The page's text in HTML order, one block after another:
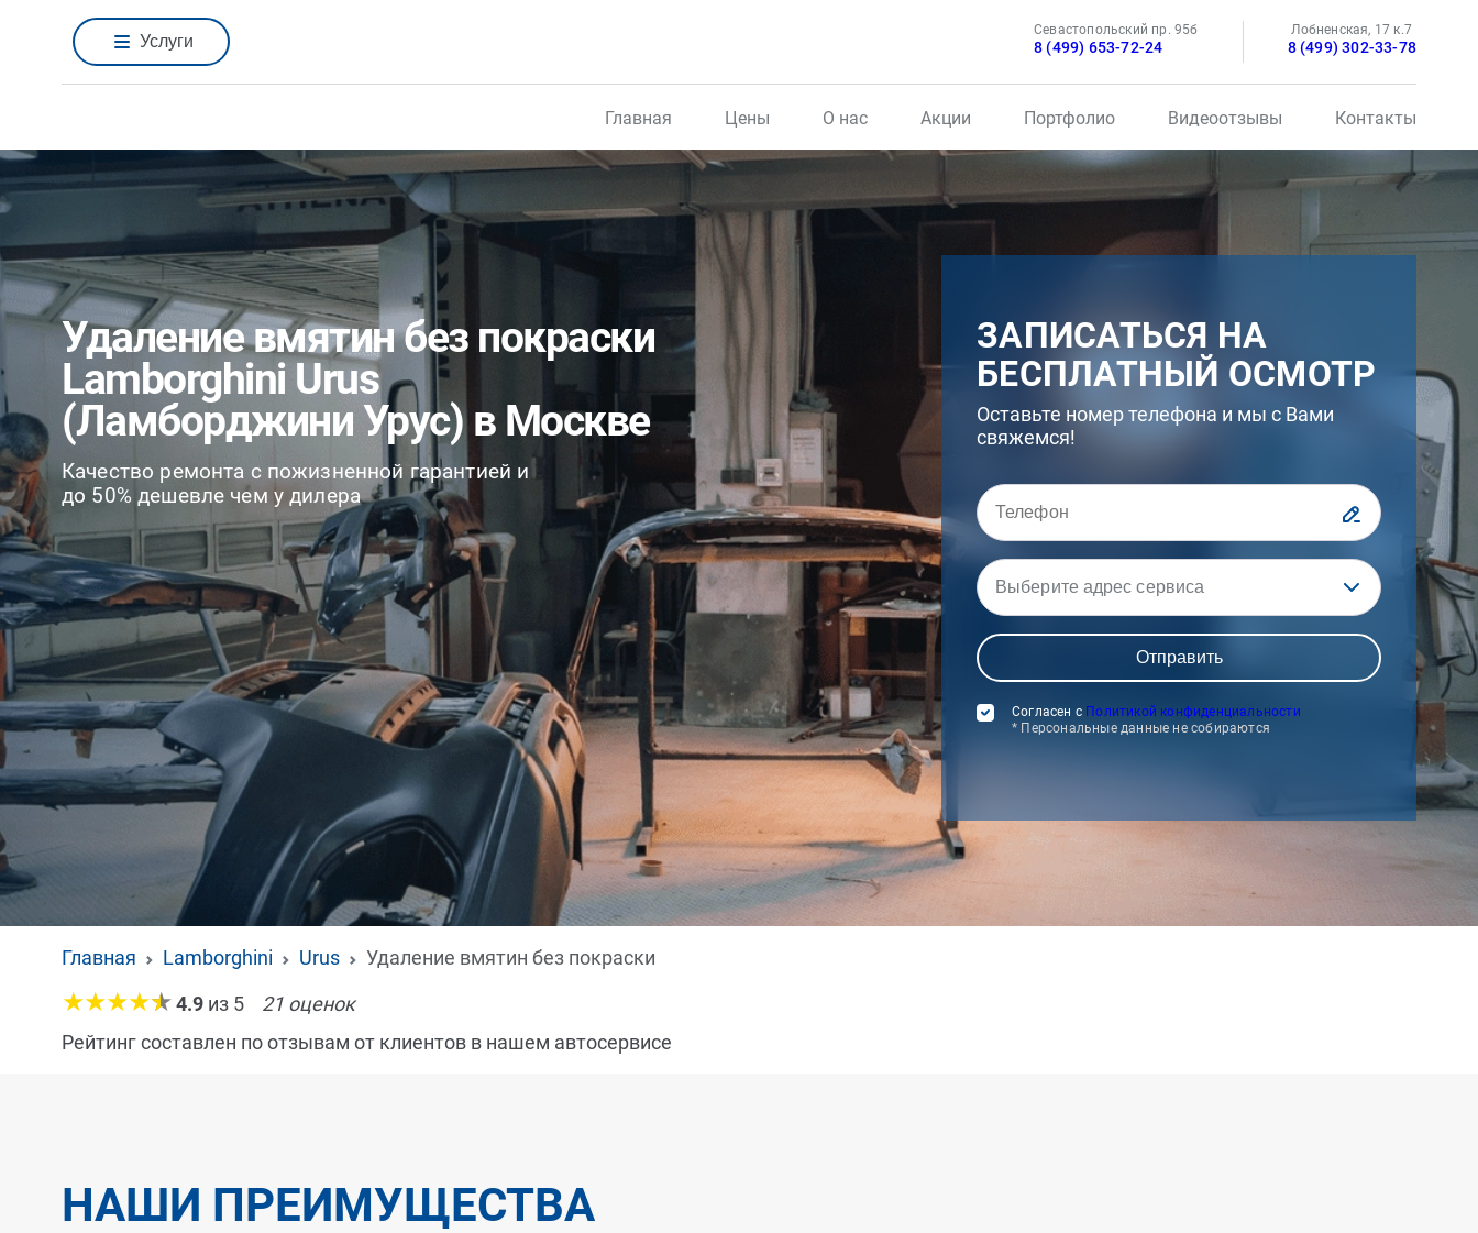
Услуги
Севастопольский пр. 95б
8 (499) 653-72-24
Лобненская, 17 к.7
8 (499) 302-33-78
Главная Цены О нас Акции Портфолио Видеоотзывы Контакты
Удаление вмятин без покраски
Lamborghini Urus
(Ламборджини Урус) в Москве
Качество ремонта с пожизненной гарантией и
до 50% дешевле чем у дилера
ЗАПИСАТЬСЯ НА
БЕСПЛАТНЫЙ ОСМОТР
Оставьте номер телефона и мы с Вами
свяжемся!
Выберите адрес сервиса
Согласен с Политикой конфиденциальности
* Персональные данные не собираются
Главная Lamborghini Urus
Удаление вмятин без покраски
4.9 из 5 21 оценок
Рейтинг составлен по отзывам от клиентов в нашем автосервисе
НАШИ ПРЕИМУЩЕСТВА